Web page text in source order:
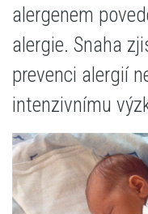
alergenem
alergie. Snaha
prevenci alergií
intenzivnímu